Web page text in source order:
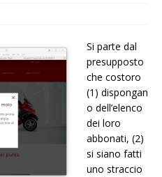
Si parte dal
presupposto
che costoro
(1) dispongan
o dell’elenco
dei loro
abbonati, (2)
si siano fatti
uno straccio